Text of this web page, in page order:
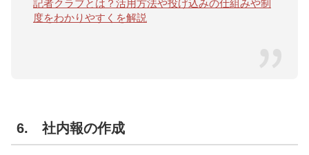
記者クラブとは？活用方法や投げ込みの仕組みや制
度をわかりやすくを解説
6. 社内報の作成